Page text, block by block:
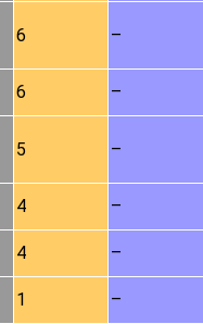
6 –
6 –
5 –
4 –
4 –
1 –